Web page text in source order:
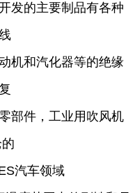
发的主要制品有各种
机和汽化器等的绝缘
部件，工业用吹风机
汽车领域